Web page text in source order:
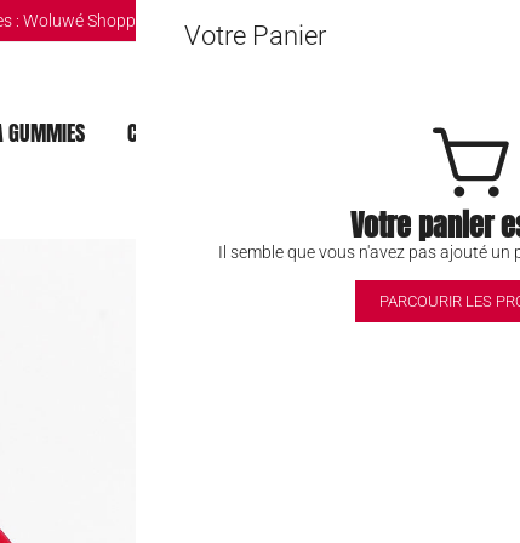
Votre Panier
Votre panier
Il semble que vous n'avez pas ajouté un
PARCOURIR LES
: Woluwé Shopping Center Louvain-la-Neuve Esplanande
GUMMIES CHOCOLAT DUBAI BOISSONS
Lutti
1,35€